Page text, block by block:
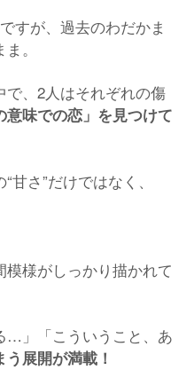
すが、過去のわだかま
。
、2人はそれぞれの傷
意味での恋」を見つけて
さ”だけではなく、
様がしっかり描かれて
…」「こういうこと、あ
展開が満載！